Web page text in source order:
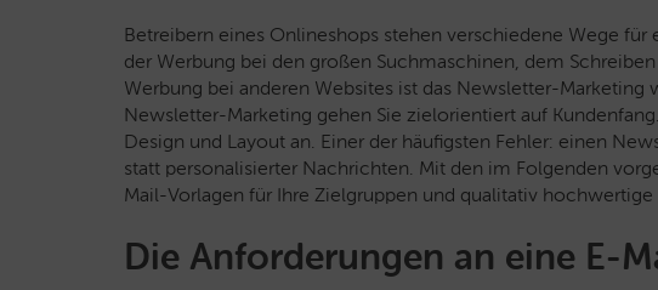
Betreibern eines Onlineshops stehen verschiedene Wege
der Werbung bei den großen Suchmaschinen, dem
Werbung bei anderen Websites ist das Newsletter-Marketing
Newsletter-Marketing gehen Sie zielorientiert auf
Design und Layout an. Einer der häufigsten Fehler: einen
statt personalisierter Nachrichten. Mit den im Folgenden
Mail-Vorlagen für Ihre Zielgruppen und qualitativ hochwertige
Die Anforderungen an eine E-